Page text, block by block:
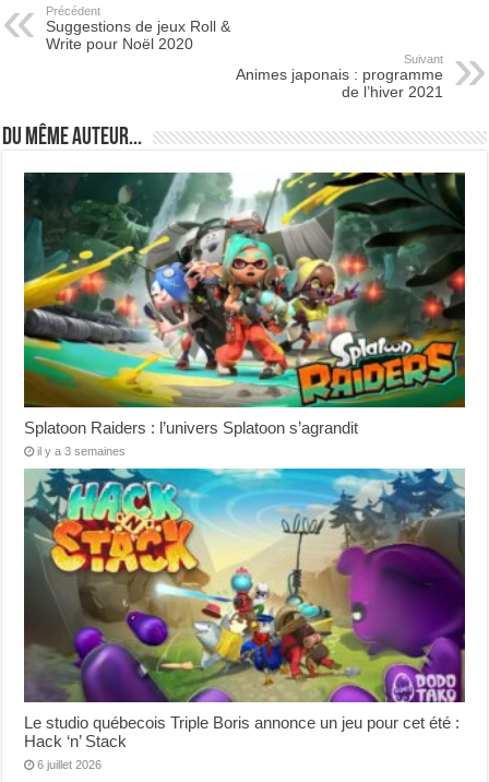
Précédent
Suggestions de jeux Roll &
Write pour Noël 2020
Suivant
Animes japonais : programme
de l’hiver 2021
Du même auteur...
Splatoon Raiders : l’univers Splatoon s’agrandit
il y a 3 semaines
Le studio québecois Triple Boris annonce un jeu pour cet été :
Hack ‘n’ Stack
6 juillet 2026